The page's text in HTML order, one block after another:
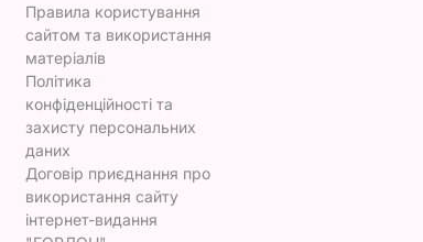
Правила користування
сайтом та використання
матеріалів
Політика
конфіденційності та
захисту персональних
даних
Договір приєднання про
використання сайту
інтернет-видання